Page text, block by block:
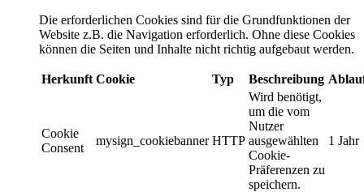
Die erforderlichen Cookies sind für die Grundfunktionen der
Website z.B. die Navigation erforderlich. Ohne diese Cookies
können die Seiten und Inhalte nicht richtig aufgebaut werden.
Herkunft Cookie Typ Beschreibung
Cookie
Consent
mysign_cookiebanner HTTP
Wird benötigt,
um die vom
Nutzer
ausgewählten
Cookie-
Präferenzen zu
speichern.
1 Jahr